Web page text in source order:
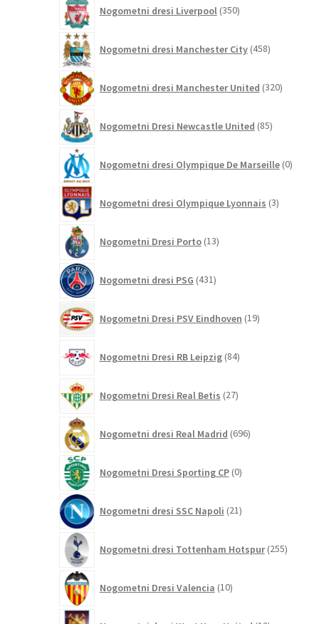
Nogometni dresi Liverpool 350izdelkov
Nogometni dresi Manchester City 458izdelkov
Nogometni dresi Manchester United 320izdelkov
Nogometni Dresi Newcastle United 85izdelkov
Nogometni dresi Olympique De Marseille 0
Nogometni dresi Olympique Lyonnais 3izdelki
Nogometni Dresi Porto 13izdelkov
Nogometni dresi PSG 431izdelkov
Nogometni Dresi PSV Eindhoven 19izdelkov
Nogometni Dresi RB Leipzig 84izdelkov
Nogometni Dresi Real Betis 27izdelkov
Nogometni dresi Real Madrid 696izdelkov
Nogometni Dresi Sporting CP 0izdelkov
Nogometni dresi SSC Napoli 21izdelkov
Nogometni dresi Tottenham Hotspur 255
Nogometni Dresi Valencia 10izdelkov